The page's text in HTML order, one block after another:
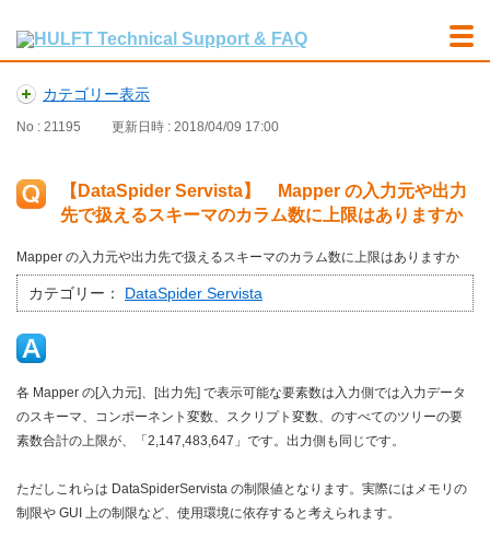
カテゴリー表示
No : 21195 更新日時 : 2018/04/09 17:00
【DataSpider Servista】 Mapper の入力元や出力
先で扱えるスキーマのカラム数に上限はありますか
Mapper の入力元や出力先で扱えるスキーマのカラム数に上限はありますか
カテゴリー： DataSpider Servista
各 Mapper の[入力元]、[出力先] で表示可能な要素数は入力側では入力データ
のスキーマ、コンポーネント変数、スクリプト変数、のすべてのツリーの要
素数合計の上限が、「2,147,483,647」です。出力側も同じです。
ただしこれらは DataSpiderServista の制限値となります。実際にはメモリの
制限や GUI 上の制限など、使用環境に依存すると考えられます。